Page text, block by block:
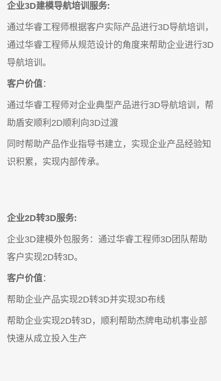
企业3D建模导航培训服务:
通过华睿工程师根据客户实际产品进行3D导航培训，
通过华睿工程师从规范设计的角度来帮助企业进行3D
导航培训。
客户价值：
通过华睿工程师对企业典型产品进行3D导航培训，帮
助盾安顺利2D顺利向3D过渡
同时帮助产品作业指导书建立，实现企业产品经验知
识积累，实现内部传承。
企业2D转3D服务:
企业3D建模外包服务：通过华睿工程师3D团队帮助
客户实现2D转3D。
客户价值：
帮助企业产品实现2D转3D并实现3D布线
帮助企业实现2D转3D，顺利帮助杰牌电动机事业部
快速从成立投入生产